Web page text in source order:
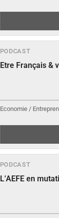
PODCAST
Etre Français &
Economie /
PODCAST
L’AEFE en